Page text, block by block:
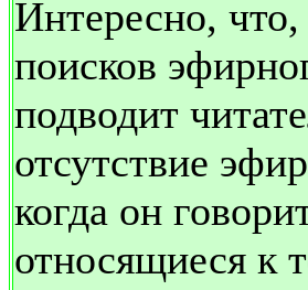
Интересно,
поисков
подводит
отсутствие
когда он
относящиеся к